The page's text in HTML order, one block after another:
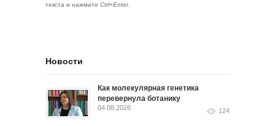
текста и нажмите Ctrl+Enter.
Новости
Как молекулярная генетика
перевернула ботанику
04.08.2026 124